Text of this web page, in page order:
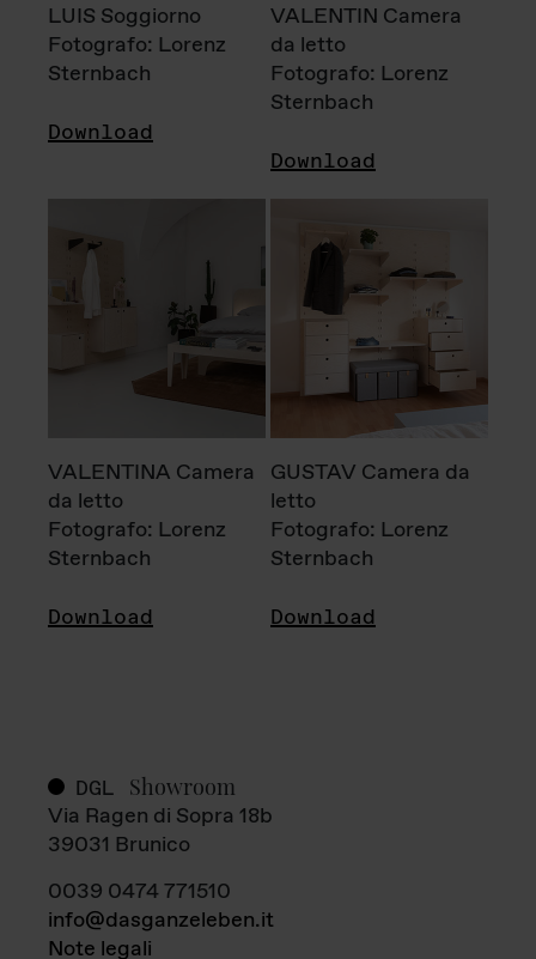
LUIS Soggiorno
Fotografo: Lorenz
Sternbach
Download
VALENTIN Camera
da letto
Fotografo: Lorenz
Sternbach
Download
VALENTINA Camera
da letto
Fotografo: Lorenz
Sternbach
Download
GUSTAV Camera da
letto
Fotografo: Lorenz
Sternbach
Download
DGL Showroom
Via Ragen di Sopra 18b
39031 Brunico
0039 0474 771510
info@dasganzeleben.it
Note legali